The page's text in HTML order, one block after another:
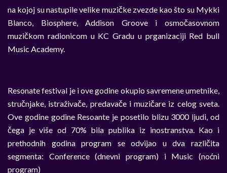
na kojoj su nastupile velike muzičke zvezde kao što su Mykki
Blanco, Biosphere, Addison Groove i osmočasovnom
muzičkom radionicom u KC Gradu u prganizaciji Red bull
Music Academy.
Resonate festival je i ove godine okupio savremene umetnike,
stručnjake, istraživače, predavače i muzičare iz celog sveta.
Ove godine godine Resoante je posetilo blizu 3000 ljudi, od
čega je više od 70% bila publika iz inostranstva. Kao i
prethodnih godina program se odvijao u dva različita
segmenta: Conference (dnevni program) i Music (noćni
program)